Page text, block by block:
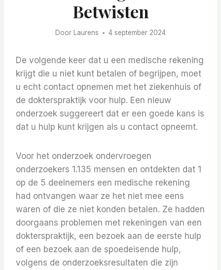
Betwisten
Door Laurens 4 september 2024
De volgende keer dat u een medische rekening
krijgt die u niet kunt betalen of begrijpen, moet
u echt contact opnemen met het ziekenhuis of
de dokterspraktijk voor hulp. Een nieuw
onderzoek suggereert dat er een goede kans is
dat u hulp kunt krijgen als u contact opneemt.
Voor het onderzoek ondervroegen
onderzoekers 1.135 mensen en ontdekten dat 1
op de 5 deelnemers een medische rekening
had ontvangen waar ze het niet mee eens
waren of die ze niet konden betalen. Ze hadden
doorgaans problemen met rekeningen van een
dokterspraktijk, een bezoek aan de eerste hulp
of een bezoek aan de spoedeisende hulp,
volgens de onderzoeksresultaten die zijn